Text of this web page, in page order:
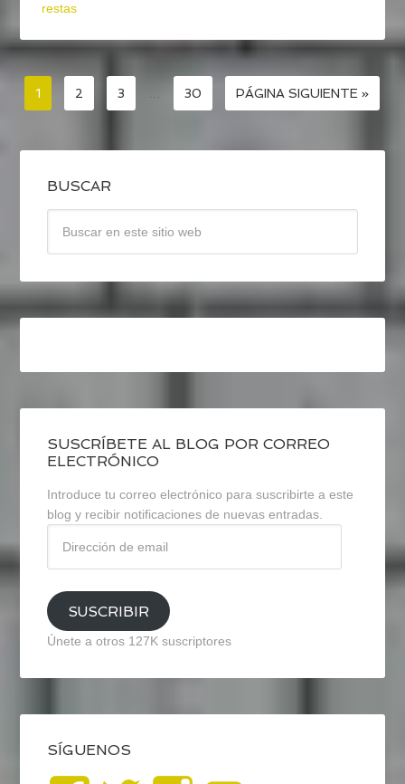
restas
1 2 3 … 30 PÁGINA SIGUIENTE »
BUSCAR
SUSCRÍBETE AL BLOG POR CORREO
ELECTRÓNICO
Introduce tu correo electrónico para suscribirte a este
blog y recibir notificaciones de nuevas entradas.
email
SUSCRIBIR
Únete a otros 127K suscriptores
SÍGUENOS